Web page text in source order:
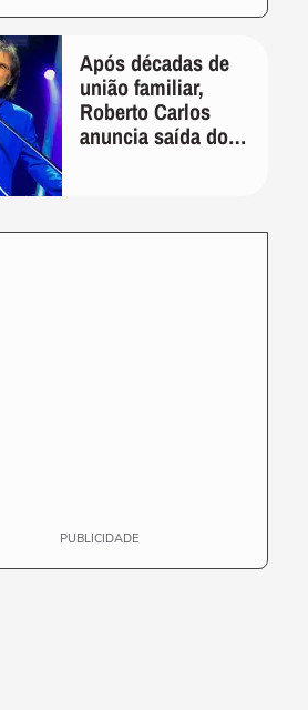
Após décadas de
união familiar,
Roberto Carlos
anuncia saída do
PUBLICIDADE